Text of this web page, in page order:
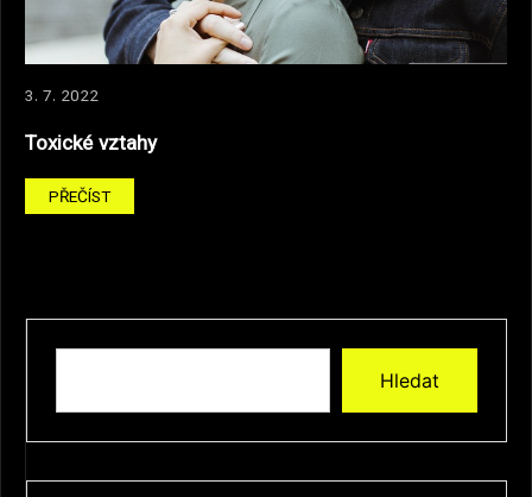
3. 7. 2022
Toxické vztahy
PŘEČÍST
Hledat